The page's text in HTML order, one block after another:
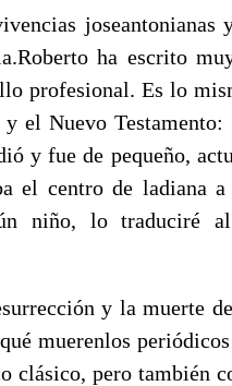
joseantonianas
ha escrito
profesional. Es lo
el Nuevo Testamento:
y fue de pequeño,
el centro de ladiana
niño, lo traduciré
y la muerte
muerenlos
clásico, pero también